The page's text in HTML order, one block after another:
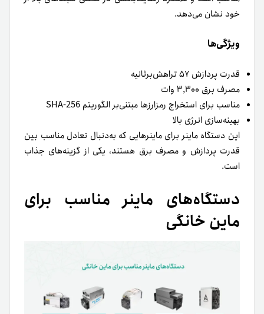
خود نشان می‌دهد.
ویژگی‌ها
قدرت پردازش ۵۷ تراهش‌برثانیه
مصرف برق ۳,۳۰۰ وات
مناسب برای استخراج رمزارزها مبتنی‌بر الگوریتم SHA-256
بهینه‌سازی انرژی بالا
این دستگاه ماینر برای ماینرهایی که به‌دنبال تعادل مناسب بین
قدرت پردازش و مصرف برق هستند، یکی از گزینه‌های جذاب
است.
دستگاه‌های ماینر مناسب برای
ماین خانگی